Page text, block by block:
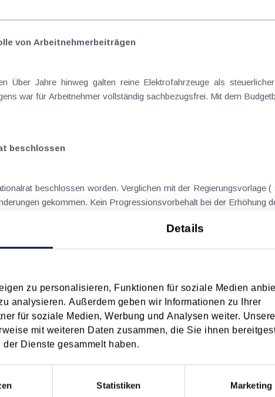
Details
zu personalisieren, Funktionen für soziale Medien
analysieren. Außerdem geben wir Informationen zu Ihrer
für soziale Medien, Werbung und Analysen weiter. Unsere
mit weiteren Daten zusammen, die Sie ihnen
Dienste gesammelt haben.
Statistiken Marketing
von Arbeitnehmer​­beiträgen
bei
war für Arbeitnehmer vollständig sachbezugsfrei. Mit dem
beschlossen
beschlossen worden. Verglichen mit der Regierungsvorlage (
aus dem Juli 2026 ) ist es dabei vereinzelt noch zu wichtigen Änderungen gekommen. Kein Progressionsvorbehalt bei der
in zeitlichem Zusammenhang mit dem Kaufvertrag
für die Hauptwohnsitzbefreiung erfüllt sind....